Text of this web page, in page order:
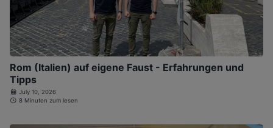
Rom (Italien) auf eigene Faust - Erfahrungen und
Tipps
July 10, 2026
8 Minuten zum lesen